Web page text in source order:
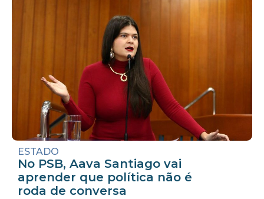
ESTADO
No PSB, Aava Santiago vai
aprender que política não é
roda de conversa